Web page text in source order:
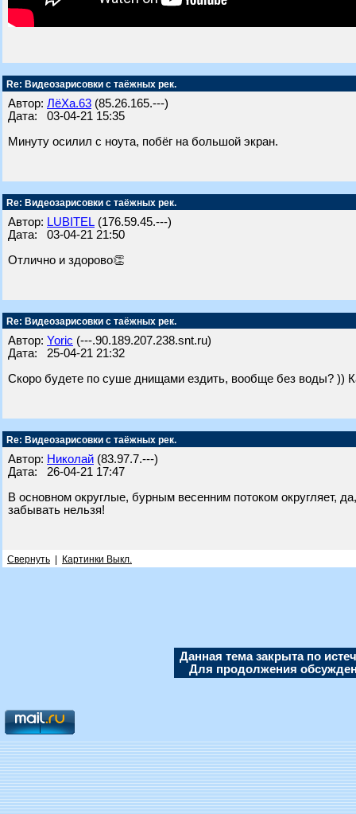
Re: Видеозарисовки с таёжных рек.
Автор: ЛёХа.63 (85.26.165.---)
Дата: 03-04-21 15:35
Минуту осилил с ноута, побёг на большой экран.
Re: Видеозарисовки с таёжных рек.
Автор: LUBITEL (176.59.45.---)
Дата: 03-04-21 21:50
Отлично и здорово👏
Re: Видеозарисовки с таёжных рек.
Автор: Yoric (---.90.189.207.238.snt.ru)
Дата: 25-04-21 21:32
Скоро будете по суше днищами ездить, вообще без воды? ))
Re: Видеозарисовки с таёжных рек.
Автор: Николай (83.97.7.---)
Дата: 26-04-21 17:47
В основном округлые, бурным весенним потоком округляет,
забывать нельзя!
Свернуть Картинки Выкл.
Данная тема закрыта по
Для продолжения